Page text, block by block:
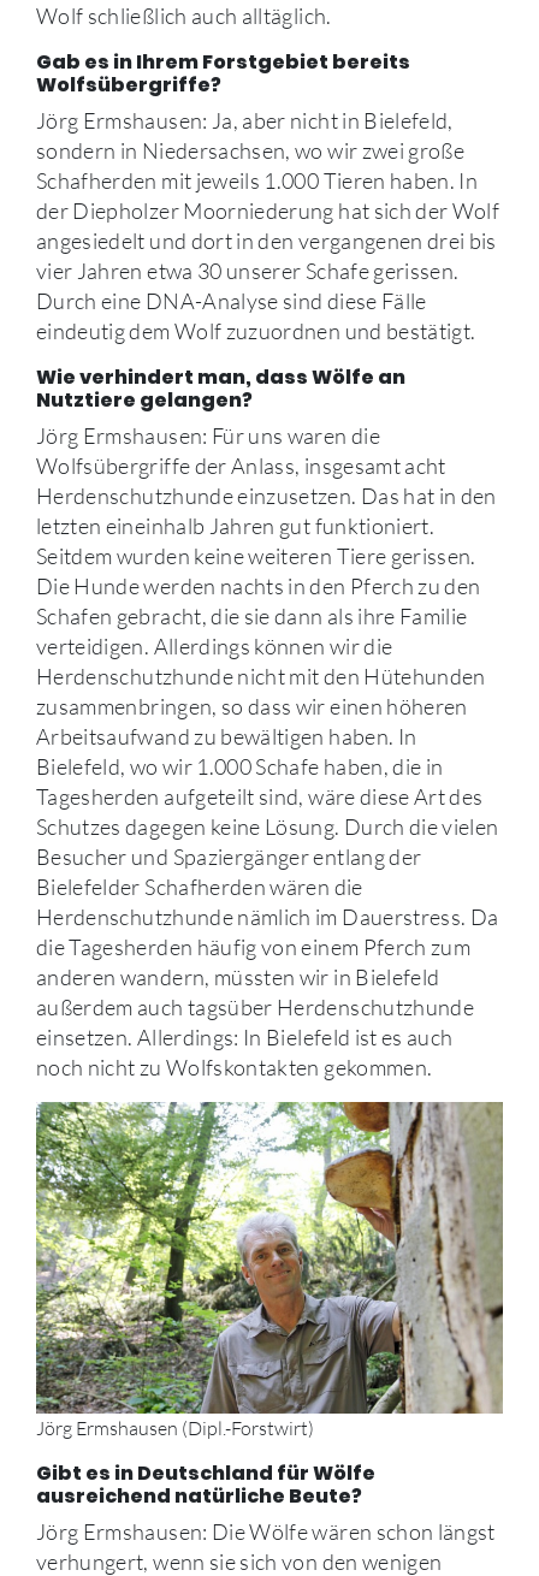
Wolf schließlich auch alltäglich.
Gab es in Ihrem Forstgebiet bereits
Wolfsübergriffe?
Jörg Ermshausen: Ja, aber nicht in Bielefeld,
sondern in Niedersachsen, wo wir zwei große
Schafherden mit jeweils 1.000 Tieren haben. In
der Diepholzer Moorniederung hat sich der Wolf
angesiedelt und dort in den vergangenen drei bis
vier Jahren etwa 30 unserer Schafe gerissen.
Durch eine DNA-Analyse sind diese Fälle
eindeutig dem Wolf zuzuordnen und bestätigt.
Wie verhindert man, dass Wölfe an
Nutztiere gelangen?
Jörg Ermshausen: Für uns waren die
Wolfsübergriffe der Anlass, insgesamt acht
Herdenschutzhunde einzusetzen. Das hat in den
letzten eineinhalb Jahren gut funktioniert.
Seitdem wurden keine weiteren Tiere gerissen.
Die Hunde werden nachts in den Pferch zu den
Schafen gebracht, die sie dann als ihre Familie
verteidigen. Allerdings können wir die
Herdenschutzhunde nicht mit den Hütehunden
zusammenbringen, so dass wir einen höheren
Arbeitsaufwand zu bewältigen haben. In
Bielefeld, wo wir 1.000 Schafe haben, die in
Tagesherden aufgeteilt sind, wäre diese Art des
Schutzes dagegen keine Lösung. Durch die vielen
Besucher und Spaziergänger entlang der
Bielefelder Schafherden wären die
Herdenschutzhunde nämlich im Dauerstress. Da
die Tagesherden häufig von einem Pferch zum
anderen wandern, müssten wir in Bielefeld
außerdem auch tagsüber Herdenschutzhunde
einsetzen. Allerdings: In Bielefeld ist es auch
noch nicht zu Wolfskontakten gekommen.
Jörg Ermshausen (Dipl.-Forstwirt)
Gibt es in Deutschland für Wölfe
ausreichend natürliche Beute?
Jörg Ermshausen: Die Wölfe wären schon längst
verhungert, wenn sie sich von den wenigen